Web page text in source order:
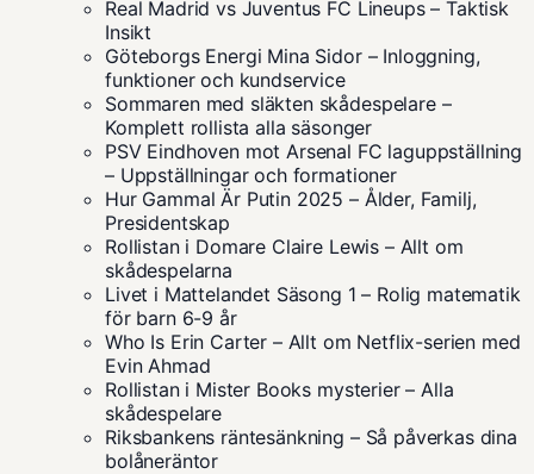
Real Madrid vs Juventus FC Lineups – Taktisk
Insikt
Göteborgs Energi Mina Sidor – Inloggning,
funktioner och kundservice
Sommaren med släkten skådespelare –
Komplett rollista alla säsonger
PSV Eindhoven mot Arsenal FC laguppställning
– Uppställningar och formationer
Hur Gammal Är Putin 2025 – Ålder, Familj,
Presidentskap
Rollistan i Domare Claire Lewis – Allt om
skådespelarna
Livet i Mattelandet Säsong 1 – Rolig matematik
för barn 6-9 år
Who Is Erin Carter – Allt om Netflix-serien med
Evin Ahmad
Rollistan i Mister Books mysterier – Alla
skådespelare
Riksbankens räntesänkning – Så påverkas dina
bolåneräntor